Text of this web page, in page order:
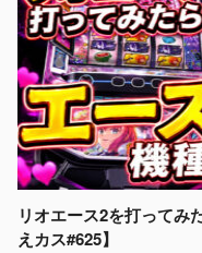
リオエース2を打ってみ
えカス#625】